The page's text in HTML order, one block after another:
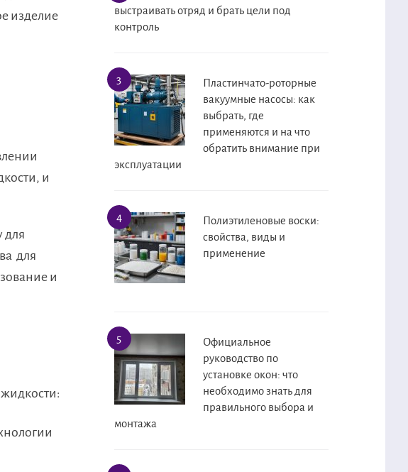
изделие
и
для
для
и
выстраивать отряд и брать цели под
контроль
Пластинчато-роторные
вакуумные насосы: как
выбрать, где
применяются и на что
обратить внимание при
эксплуатации
Полиэтиленовые воски:
свойства, виды и
применение
Официальное
руководство по
установке окон: что
необходимо знать для
правильного выбора и
монтажа